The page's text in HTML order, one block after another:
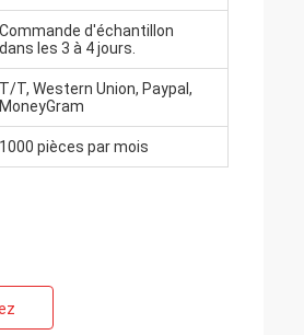
Commande d'échantillon
dans les 3 à 4 jours.
T/T, Western Union, Paypal,
MoneyGram
1000 pièces par mois